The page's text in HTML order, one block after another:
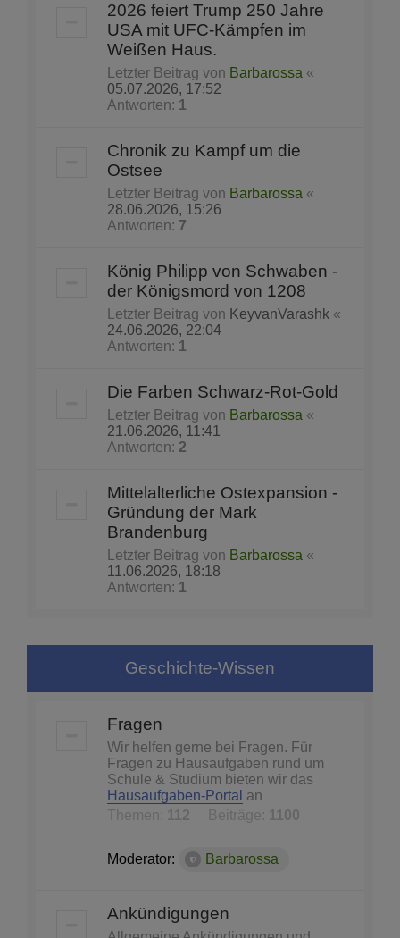
2026 feiert Trump 250 Jahre
USA mit UFC-Kämpfen im
Weißen Haus.
Letzter Beitrag von Barbarossa «
05.07.2026, 17:52
Antworten: 1
Chronik zu Kampf um die
Ostsee
Letzter Beitrag von Barbarossa «
28.06.2026, 15:26
Antworten: 7
König Philipp von Schwaben -
der Königsmord von 1208
Letzter Beitrag von KeyvanVarashk «
24.06.2026, 22:04
Antworten: 1
Die Farben Schwarz-Rot-Gold
Letzter Beitrag von Barbarossa «
21.06.2026, 11:41
Antworten: 2
Mittelalterliche Ostexpansion -
Gründung der Mark
Brandenburg
Letzter Beitrag von Barbarossa «
11.06.2026, 18:18
Antworten: 1
Geschichte-Wissen
Fragen
Wir helfen gerne bei Fragen. Für
Fragen zu Hausaufgaben rund um
Schule & Studium bieten wir das
Hausaufgaben-Portal an
Themen:
112 Beiträge: 1100
Moderator: Barbarossa
Ankündigungen